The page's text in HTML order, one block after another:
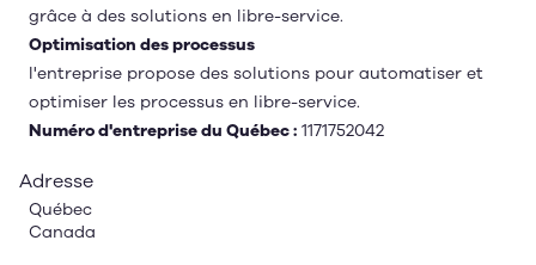
grâce à des solutions en libre-service.
Optimisation des processus
l'entreprise propose des solutions pour automatiser et
optimiser les processus en libre-service.
Numéro d'entreprise du Québec : 1171752042
Adresse
Québec
Canada